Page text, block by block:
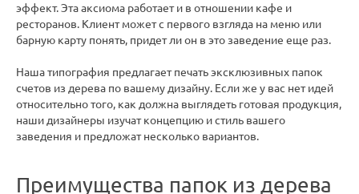
эффект. Эта аксиома работает и в отношении кафе и
ресторанов. Клиент может с первого взгляда на меню или
барную карту понять, придет ли он в это заведение еще раз.
Наша типография предлагает печать эксклюзивных папок
счетов из дерева по вашему дизайну. Если же у вас нет идей
относительно того, как должна выглядеть готовая продукция,
наши дизайнеры изучат концепцию и стиль вашего
заведения и предложат несколько вариантов.
Преимущества папок из дерева